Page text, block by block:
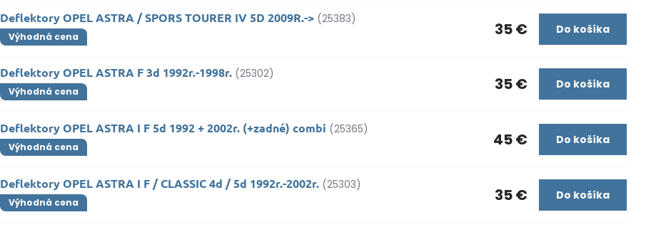
Deflektory OPEL ASTRA / SPORS TOURER IV 5D 2009R.-> (25383)
Výhodná cena 35 € Do košíka
Deflektory OPEL ASTRA F 3d 1992r.-1998r. (25302)
Výhodná cena 35 € Do košíka
Deflektory OPEL ASTRA I F 5d 1992 + 2002r. (+zadné) combi (25365)
Výhodná cena 45 € Do košíka
Deflektory OPEL ASTRA I F / CLASSIC 4d / 5d 1992r.-2002r. (25303)
Výhodná cena 35 € Do košíka